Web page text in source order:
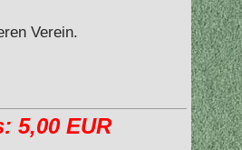
Verein.
5,00 EUR